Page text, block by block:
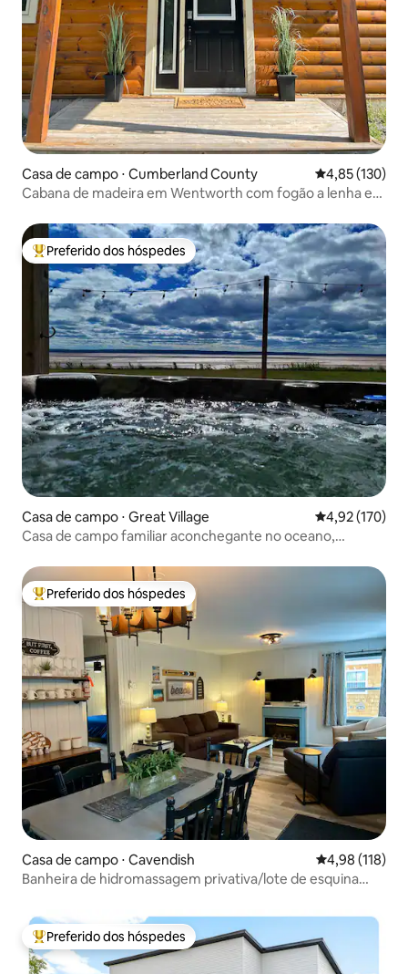
Casa de campo ⋅ Cumberland County 4,85 de uma
4,85 (130)
Cabana de madeira em Wentworth com fogão a lenha e
Entre os melhores preferidos dos hóspedes
Preferido dos hóspedes
Casa de campo ⋅ Great Village 4,92 de uma
4,92 (170)
Casa de campo familiar aconchegante no oceano,
Entre os melhores preferidos dos hóspedes
Preferido dos hóspedes
Casa de campo ⋅ Cavendish 4,98 de uma
4,98 (118)
Banheira de hidromassagem privativa/lote de esquina
Entre os melhores preferidos dos hóspedes
Preferido dos hóspedes